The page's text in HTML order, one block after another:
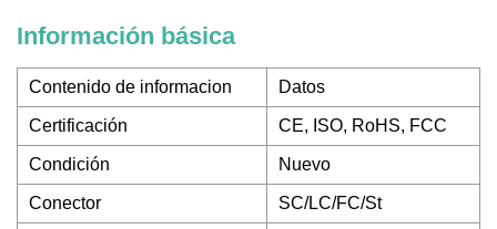
Información básica
Contenido de informacion Datos
Certificación CE, ISO, RoHS, FCC
Condición Nuevo
Conector SC/LC/FC/St